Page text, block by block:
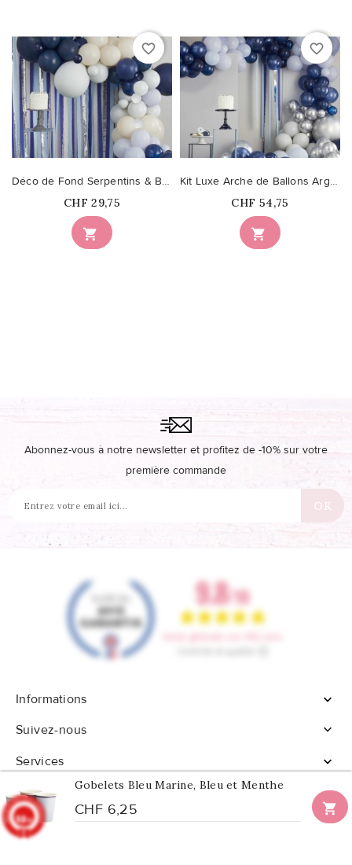
favorite_border

Déco de Fond Serpentins & Ballons en Bleu, Crême & Argent
Prix
CHF 29,75
favorite_border

Kit Luxe Arche de Ballons Argent, Bleu marine & Bleu clair
Prix
CHF 54,75
Gobelets Bleu Marine, Bleu et Menthe
CHF 6,25 
Abonnez-vous à notre newsletter et profitez de -10% sur votre
première commande
Informations

Suivez-nous

Services

9.8/10
902 avis